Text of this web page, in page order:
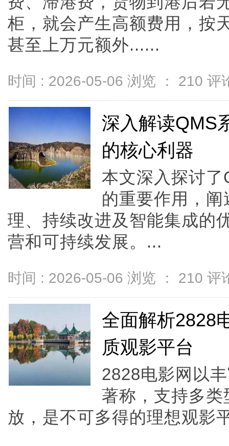
柜，就会产生高额费用，按
甚至上万元额外......
时间 : 2026-05-06 浏览 ： 210 评
深入解读QMS
的核心利器
本文深入探讨
的重要作用，
理、持续改进及智能集成的
营和可持续发展。...
时间 : 2026-05-06 浏览 ： 210 评
全面解析2828
质观影平台
2828电影网以
著称，支持多
放，是不可多得的理想观影